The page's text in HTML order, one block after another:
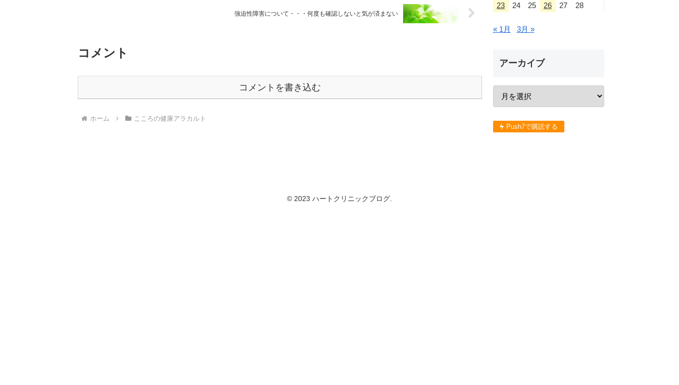
強迫性障害について・・・何度も確認しないと気が済まない
コメント
コメントを書き込む
ホーム こころの健康アラカルト
23
24 25 26 27 28
« 1月 3月 »
アーカイブ
Push7で購読する
© 2023 ハートクリニックブログ.